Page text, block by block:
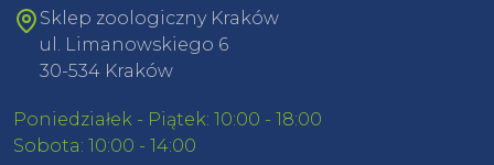
Sklep zoologiczny Kraków
ul. Limanowskiego 6
30-534 Kraków
Poniedziałek - Piątek: 10:00 - 18:00
Sobota: 10:00 - 14:00